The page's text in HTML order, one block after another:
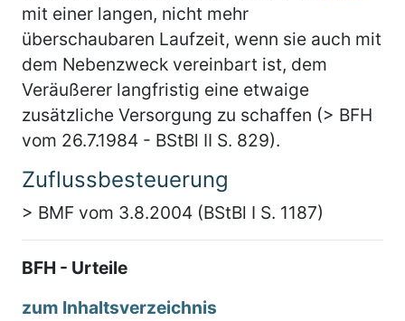
mit einer langen, nicht mehr
überschaubaren Laufzeit, wenn sie auch mit
dem Nebenzweck vereinbart ist, dem
Veräußerer langfristig eine etwaige
zusätzliche Versorgung zu schaffen (> BFH
vom 26.7.1984 - BStBl II S. 829).
Zuflussbesteuerung
> BMF vom 3.8.2004 (BStBl I S. 1187)
BFH - Urteile
zum Inhaltsverzeichnis